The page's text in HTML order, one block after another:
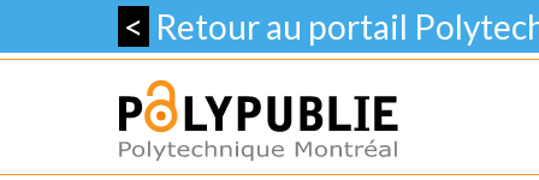
< Retour au portail